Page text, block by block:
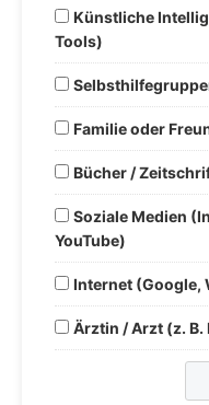
Künstliche
Tools)
Familie oder
Bücher /
Soziale Medien
YouTube)
Internet (Google,
Ärztin / Arzt (z.